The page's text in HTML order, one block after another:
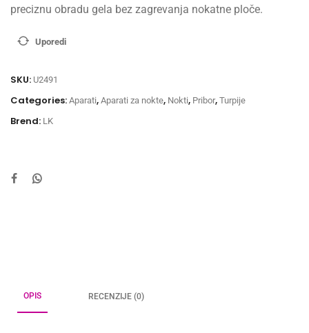
preciznu obradu gela bez zagrevanja nokatne ploče.
Uporedi
SKU: U2491
Categories: Aparati, Aparati za nokte, Nokti, Pribor, Turpije
Brend: LK
OPIS RECENZIJE (0)